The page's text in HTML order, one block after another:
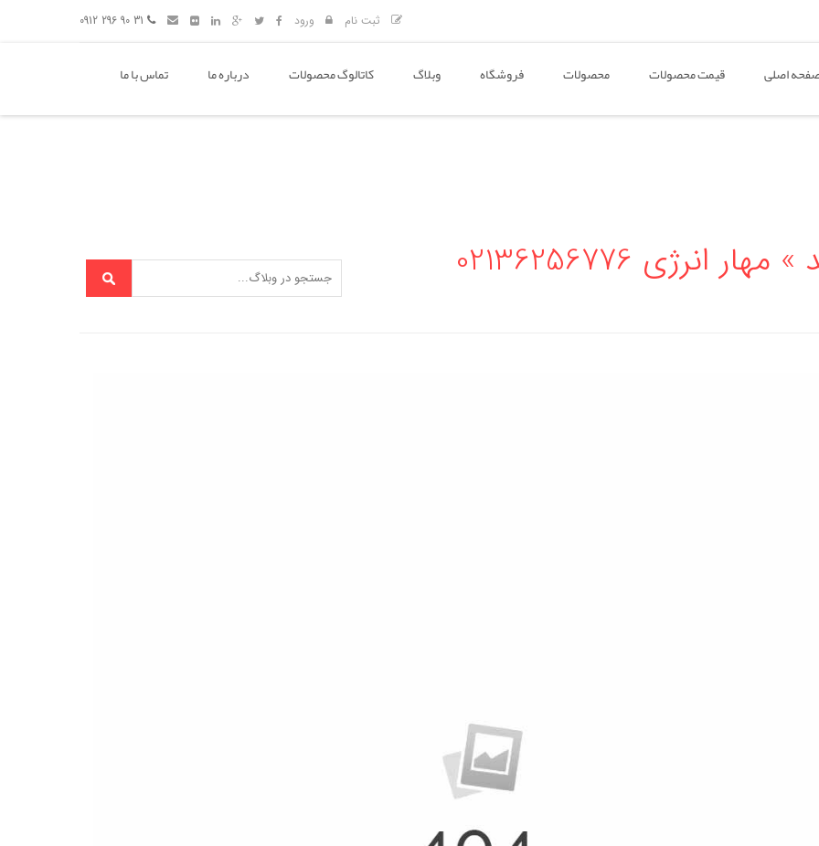
ثبت نام ورود
اصلی قیمت محصولات محصولات فروشگاه وبلاگ کاتالوگ محصولات درباره ما تماس با ما
02136256776